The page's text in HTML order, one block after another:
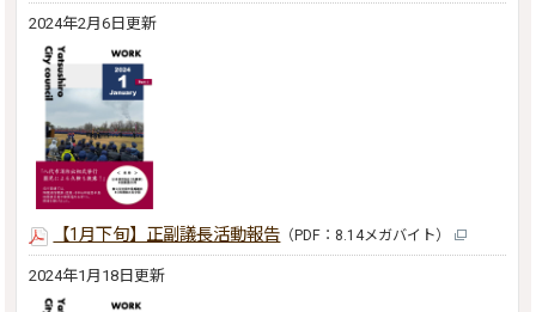
2024年2月6日更新
【1月下旬】正副議長活動報告 （PDF：8.14メガバイト）
2024年1月18日更新